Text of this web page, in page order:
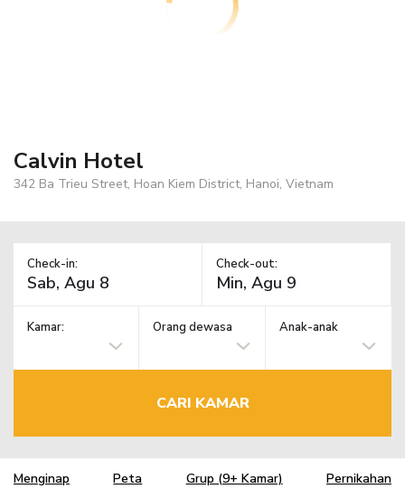
Calvin Hotel
342 Ba Trieu Street, Hoan Kiem District, Hanoi, Vietnam
Check-in: Check-out:
Kamar: Orang dewasa Anak-anak
CARI KAMAR
Menginap Peta Grup (9+ Kamar) Pernikahan